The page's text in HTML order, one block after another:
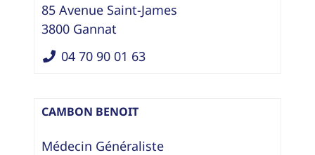
85 Avenue Saint-James
3800 Gannat
04 70 90 01 63
CAMBON BENOIT
Médecin Généraliste